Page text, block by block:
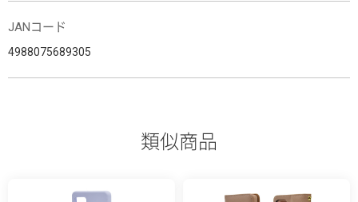
JANコード
4988075689305
類似商品